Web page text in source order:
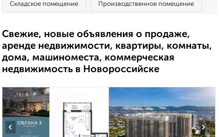
Складское помещение Производственное помещение
Свежие, новые объявления о продаже,
аренде недвижимости, квартиры, комнаты,
дома, машиноместа, коммерческая
недвижимость в Новороссийске
‹ ›